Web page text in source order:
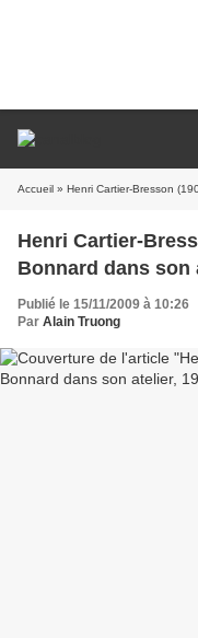
Accueil » Henri Cartier-Bresson
Henri Cartier-
Bonnard dans son
Publié le 15/11/2009 à 10:26
Par Alain Truong